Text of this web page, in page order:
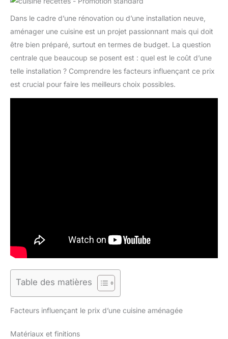
Dans le cadre d’une rénovation ou d’une installation neuve,
aménager une cuisine est un projet passionnant mais qui doit
être bien préparé, surtout en termes de budget. La question
centrale que beaucoup se posent est : quel est le coût d’une
telle installation ? Comprendre les facteurs influençant ce prix
est crucial pour faire les meilleurs choix possibles.
Table des matières
Facteurs influençant le prix d’une cuisine aménagée
Matériaux et finitions